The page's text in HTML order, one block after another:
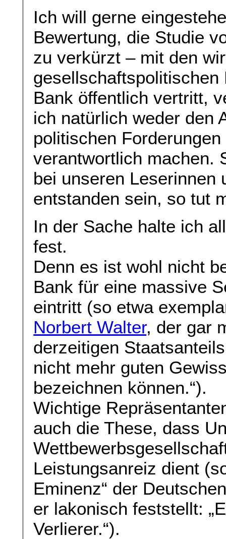
Ich will gerne
Bewertung, die Studie
zu verkürzt – mit den
Bank öffentlich vertritt,
ich natürlich weder den
politischen
verantwortlich machen.
bei unseren Leserinnen
entstanden sein, so tut
In der Sache halte ich
fest.
Denn es ist wohl nicht
Bank für eine massive
eintritt (so etwa
Norbert Walter, der gar
derzeitigen
nicht mehr guten
bezeichnen können.“).
Wichtige
auch die These, dass
Leistungsanreiz dient
Eminenz“ der
er lakonisch feststellt:
Verlierer.“).